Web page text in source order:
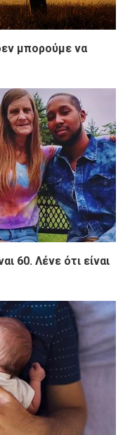
μπορούμε να
60. Λένε ότι είναι